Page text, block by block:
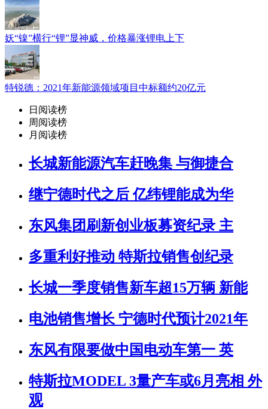
妖“镍”横行“锂”显神威，价格暴涨锂电上下
特锐德：2021年新能源领域项目中标额约20亿元
日阅读榜
周阅读榜
月阅读榜
长城新能源汽车赶晚集 与御捷合
继宁德时代之后 亿纬锂能成为华
东风集团刷新创业板募资纪录 主
多重利好推动 特斯拉销售创纪录
长城一季度销售新车超15万辆 新能
电池销售增长 宁德时代预计2021年
东风有限要做中国电动车第一 英
特斯拉MODEL 3量产车或6月亮相 外
观